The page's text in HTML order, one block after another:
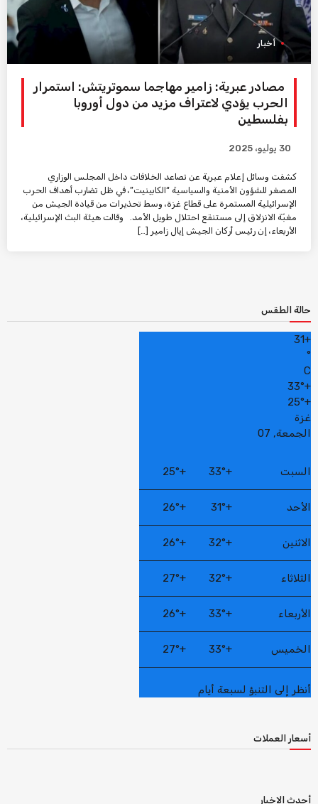
أخبار
مصادر عبرية: زامير مهاجما سموتريتش: استمرار
الحرب يؤدي لاعتراف مزيد من دول أوروبا
بفلسطين
30 يوليو، 2025
كشفت وسائل إعلام عبرية عن تصاعد الخلافات داخل المجلس الوزاري
المصغر للشؤون الأمنية والسياسية “الكابينيت”، في ظل تضارب أهداف الحرب
الإسرائيلية المستمرة على قطاع غزة، وسط تحذيرات من قيادة الجيش من
مغبّة الانزلاق إلى مستنقع احتلال طويل الأمد. وقالت هيئة البث الإسرائيلية،
الأربعاء، إن رئيس أركان الجيش إيال زامير […]
حالة الطقس
+
31
°
C
+
33°
+
25°
غزة
الجمعة, 07
السبت +
33°
+
25°
الأحد +
31°
+
26°
الاثنين +
32°
+
26°
الثلاثاء +
32°
+
27°
الأربعاء +
33°
+
26°
الخميس +
33°
+
27°
أنظر إلى التنبؤ لسبعة أيام
أسعار العملات
أحدث الاخبار